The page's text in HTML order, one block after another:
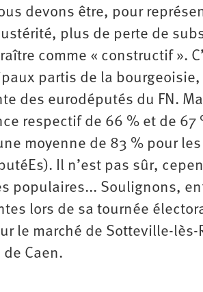
devons être, pour
plus de perte de
comme « constructif ».
partis de la bourgeoisie,
des eurodéputés du FN.
respectif de 66 % et de 67
moyenne de 83 % pour
Il n’est pas sûr,
populaires... Soulignons,
lors de sa tournée
le marché de Sotteville-lès-
Caen.